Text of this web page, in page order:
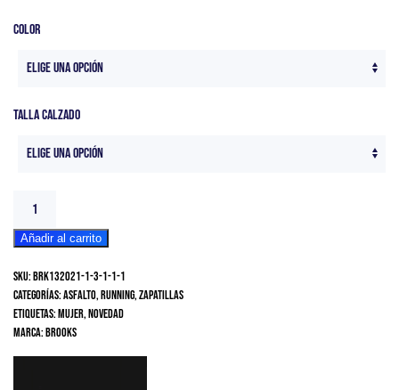
Color
Talla Calzado
Brooks
14
cantidad
Añadir al carrito
SKU:BRK132021-1-3-1-1-1
Categorías:Asfalto,Running,Zapatillas
Etiquetas:Mujer,Novedad
Marca:Brooks